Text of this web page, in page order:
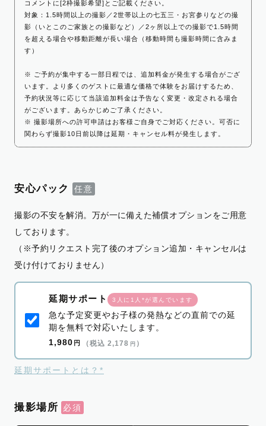
コメントに[2枠撮影希望]とご記載ください。
対象：1.5時間以上の撮影／2世帯以上の七五三・お宮参りなどの撮
影（いとこのご家族との撮影など）／2ヶ所以上での撮影で1.5時間
を超える場合や移動距離が長い場合（移動時間も撮影時間に含みま
す）
※ ご予約が集中する一部日程では、追加料金が発生する場合がござ
います。より多くのゲストに最適な価格で体験をお届けするため、
予約状況等に応じて当該追加料金は予告なく変更・改定される場合
がございます。あらかじめご了承ください。
※ 撮影場所への許可申請はお客様ご自身でご対応ください。可否に
関わらず撮影10日前以降は延期・キャンセル料が発生します。
安心パック
撮影の不安を解消。万が一に備えた補償オプションをご用意
しております。
（※予約リクエスト完了後のオプション追加・キャンセルは
受け付けておりません）
延期サポート 3人に1人*が選んでいます
急な予定変更やお子様の発熱などの直前での延
期を無料で対応いたします。
1,980 円 （税込 2,178 円 ）
延期サポートとは？*
撮影場所